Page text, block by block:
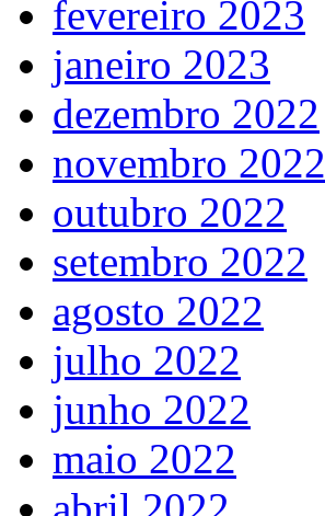
fevereiro 2023
janeiro 2023
dezembro 2022
novembro 2022
outubro 2022
setembro 2022
agosto 2022
julho 2022
junho 2022
maio 2022